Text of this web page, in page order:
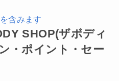
含みます
SHOP(ザボディ
・ポイント・セー